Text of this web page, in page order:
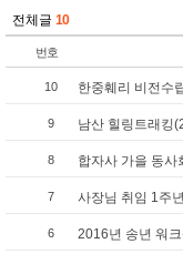
전체글 10
번호
10 한중훼리 비전수
9 남산 힐링트래킹
8 합자사 가을 동
7 사장님 취임 1주
6 2016년 송년 워